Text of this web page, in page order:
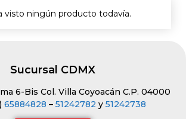
visto ningún producto todavía.
Sucursal CDMX
6-Bis Col. Villa Coyoacán C.P. 04000
65884828 – 51242782 y 51242738